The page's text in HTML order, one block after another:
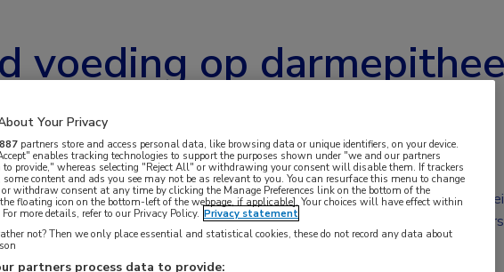
voeding op
aan de Universiteit Utrecht op haar
darmepitheel en de verschillende celtypes.
de darmepitheellaag onder normale en zieke-
Your Privacy
887 partners store and access personal data, like browsing data or unique identifiers, on your device.
enables tracking technologies to support the purposes shown under "we and our partners
to provide," whereas selecting "Reject All" or withdrawing your consent will disable them. If trackers
some content and ads you see may not be as relevant to you. You can resurface this menu to change
or withdraw consent at any time by clicking the Manage Preferences link on the bottom of the
floating icon on the bottom-left of the webpage, if applicable]. Your choices will have effect within
more details, refer to our Privacy Policy. Privacy statement
not? Then we only place essential and statistical cookies, these do not record any data about
partners process data to provide: